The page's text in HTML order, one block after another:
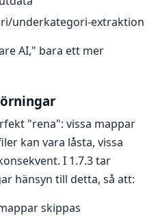
underkategori-extraktion
AI," bara ett mer
"rena": vissa mappar
kan vara låsta, vissa
I 1.7.3 tar
hänsyn till detta, så att:
skippas